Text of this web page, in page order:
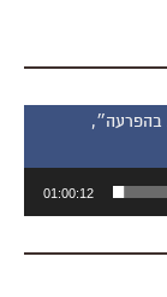
בהפרעה״,
01:00:12